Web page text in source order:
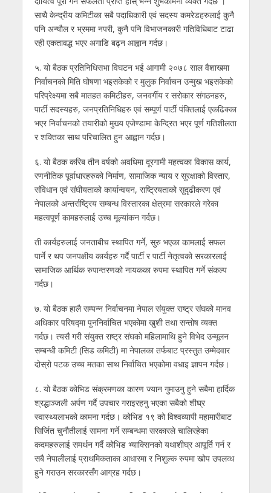
साथै केन्द्रीय कमिटीका सबै पदाधिकारी एवं सदस्य कमरेडहरुलाई कुनै
पनि अन्यौल र भ्रममा नपरी, कुनै पनि विभाजनकारी गतिविधिबाट टाढा
रही एकतावद्ध भएर अगाडि बढ्न आह्वान गर्दछ।
५. यो बैठक प्रतिनिधिसभा विघटन भई आगामी २०७८ साल वैशाखमा
निर्वाचनको मिति घोषणा भइसकेको र मुलुक निर्वाचन उन्मुख भइसकेको
परिप्रेक्ष्यमा सबै मातहत कमिटीहरु, जनवर्गीय र सरोकार संगठनहरु,
पार्टी सदस्यहरु, जनप्रतिनिधिहरु एवं सम्पूर्ण पार्टी पंक्तिलाई एकढिक्का
भएर निर्वाचनको तयारीको मुख्य एजेण्डामा केन्द्रित भएर पूर्ण गतिशीलता
र शक्तिका साथ परिचालित हुन आह्वान गर्दछ।
६. यो बैठक करिब तीन वर्षको अवधिमा दूरगामी महत्वका विकास कार्य,
रणनीतिक पूर्वाधारहरुको निर्माण, सामाजिक न्याय र सुरक्षाको विस्तार,
संविधान एवं संघीयताको कार्यान्वयन, राष्ट्रियताको सुदृढीकरण एवं
नेपालको अन्तर्राष्ट्रिय सम्बन्ध विस्तारका क्षेत्रमा सरकारले गरेका
महत्वपूर्ण कामहरुलाई उच्च मूल्यांकन गर्दछ।
ती कार्यहरुलाई जनताबीच स्थापित गर्ने, सुरु भएका कामलाई सफल
पार्ने र थप जनपक्षीय कार्यहरु गर्दै पार्टी र पार्टी नेतृत्वको सरकारलाई
सामाजिक आर्थिक रुपान्तरणको नायकका रुपमा स्थापित गर्ने संकल्प
गर्दछ।
७. यो बैठक हालै सम्पन्न निर्वाचनमा नेपाल संयुक्त राष्ट्र संघको मानव
अधिकार परिषद्मा पुननिर्वाचित भएकोमा खुशी तथा सन्तोष व्यक्त
गर्दछ। त्यसै गरी संयुक्त राष्ट्र संघको महिलामाथि हुने विभेद उन्मूलन
सम्बन्धी कमिटी (सिड कमिटी) मा नेपालका तर्फबाट प्रस्तुत उम्मेदवार
दोस्रो पटक उच्च मतका साथ निर्वाचित भएकोमा वधाइ ज्ञापन गर्दछ।
८. यो बैठक कोभिड संक्रमणका कारण ज्यान गुमाउनु हुने सबैमा हार्दिक
श्रद्धाञ्जली अर्पण गर्दै उपचार गराइरहनु भएका सबैको शीघ्र
स्वास्थ्यलाभको कामना गर्दछ। कोभिड १९ को विश्वव्यापी महामारीबाट
सिर्जित चुनौतीलाई सामना गर्ने सम्बन्धमा सरकारले चालिरहेका
कदमहरुलाई समर्थन गर्दै कोभिड भ्याक्सिनको यथाशीघ्र आपूर्ति गर्न र
सबै नेपालीलाई प्राथमिकताका आधारमा र निशुल्क रुपमा खोप उपलव्ध
हुने गराउन सरकारसँग आग्रह गर्दछ।